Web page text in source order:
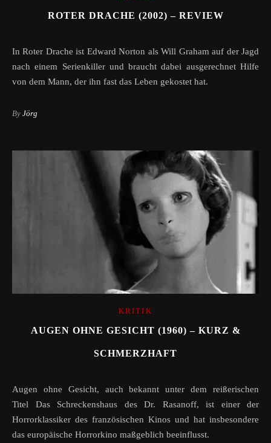
ROTER DRACHE (2002) – REVIEW
In Roter Drache ist Edward Norton als Will Graham auf der Jagd
nach einem Serienkiller und braucht dabei ausgerechnet Hilfe
von dem Mann, der ihn fast das Leben gekostet hat.
By Jörg
KRITIK
AUGEN OHNE GESICHT (1960) – KURZ &
SCHMERZHAFT
Augen ohne Gesicht, auch bekannt unter dem reißerischen
Titel Das Schreckenshaus des Dr. Rasanoff, ist einer der
Horrorklassiker des französischen Kinos und hat insbesondere
das europäische Horrorkino maßgeblich beeinflusst.